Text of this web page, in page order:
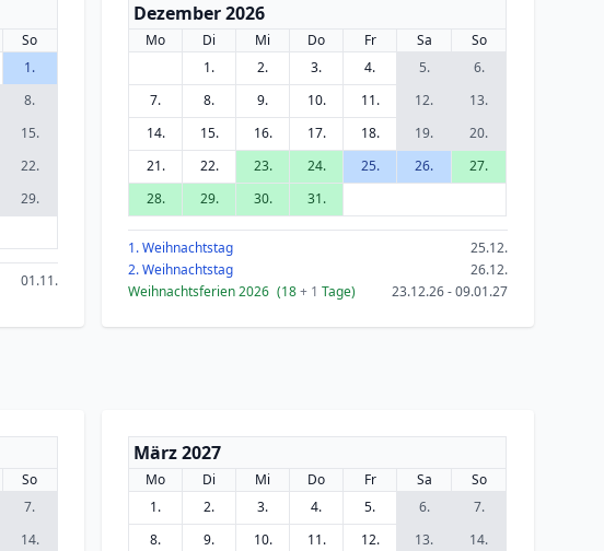
So
1.
8.
15.
22.
29.
01.11.
Dezember 2026
Mo Di Mi Do Fr Sa
So
1.
2. 3. 4. 5.
6.
7.
8. 9. 10. 11. 12.
13.
14.
15. 16. 17. 18. 19.
20.
21.
22. 23. 24. 25. 26.
27.
28.
29. 30. 31.
1. Weihnachtstag
25.12.
2. Weihnachtstag
26.12.
Weihnachtsferien 2026 (18+ 1 Tage) 23.12.26 - 09.01.27
So
7.
14.
März 2027
Mo Di Mi Do Fr Sa
So
1.
2. 3. 4. 5. 6.
7.
8.
9. 10. 11. 12. 13.
14.